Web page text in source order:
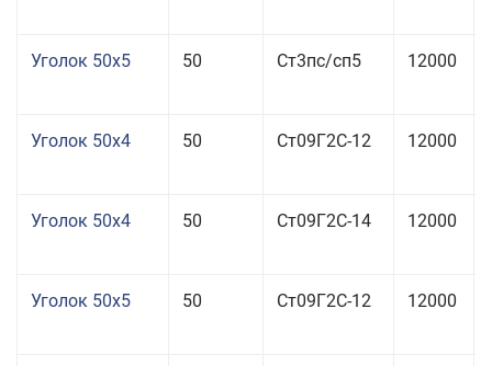
Уголок 50x5 50 Ст3пс/сп5 12000
Уголок 50x4 50 Ст09Г2С-12 12000
Уголок 50x4 50 Ст09Г2С-14 12000
Уголок 50x5 50 Ст09Г2С-12 12000